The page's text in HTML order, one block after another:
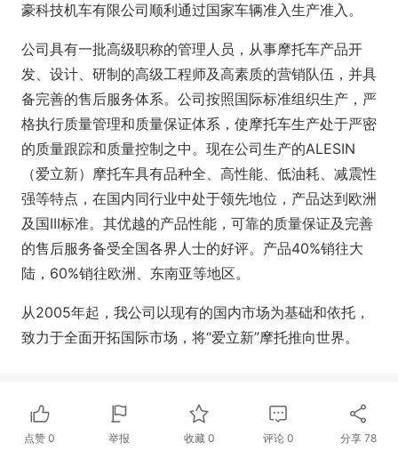
豪科技机车有限公司顺利通过国家车辆准入生产准入。
公司具有一批高级职称的管理人员，从事摩托车产品开
发、设计、研制的高级工程师及高素质的营销队伍，并具
备完善的售后服务体系。公司按照国际标准组织生产，严
格执行质量管理和质量保证体系，使摩托车生产处于严密
的质量跟踪和质量控制之中。现在公司生产的ALESIN
（爱立新）摩托车具有品种全、高性能、低油耗、减震性
强等特点，在国内同行业中处于领先地位，产品达到欧洲
及国III标准。其优越的产品性能，可靠的质量保证及完善
的售后服务备受全国各界人士的好评。产品40%销往大
陆，60%销往欧洲、东南亚等地区。
从2005年起，我公司以现有的国内市场为基础和依托，
致力于全面开拓国际市场，将“爱立新”摩托推向世界。
点赞0 举报 收藏 0 评论0 分享 78